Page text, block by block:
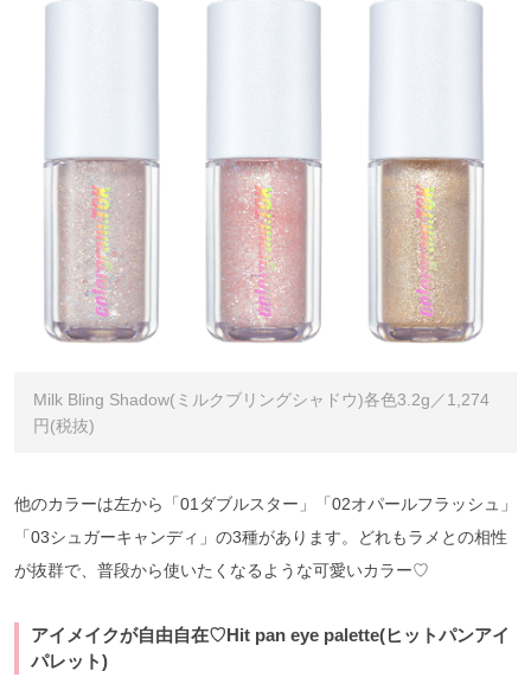
Milk Bling Shadow(ミルクブリングシャドウ)各色3.2g／1,274
円(税抜)
他のカラーは左から「01ダブルスター」「02オパールフラッシュ」
「03シュガーキャンディ」の3種があります。どれもラメとの相性
が抜群で、普段から使いたくなるような可愛いカラー♡
アイメイクが自由自在♡Hit pan eye palette(ヒットパンアイ
パレット)